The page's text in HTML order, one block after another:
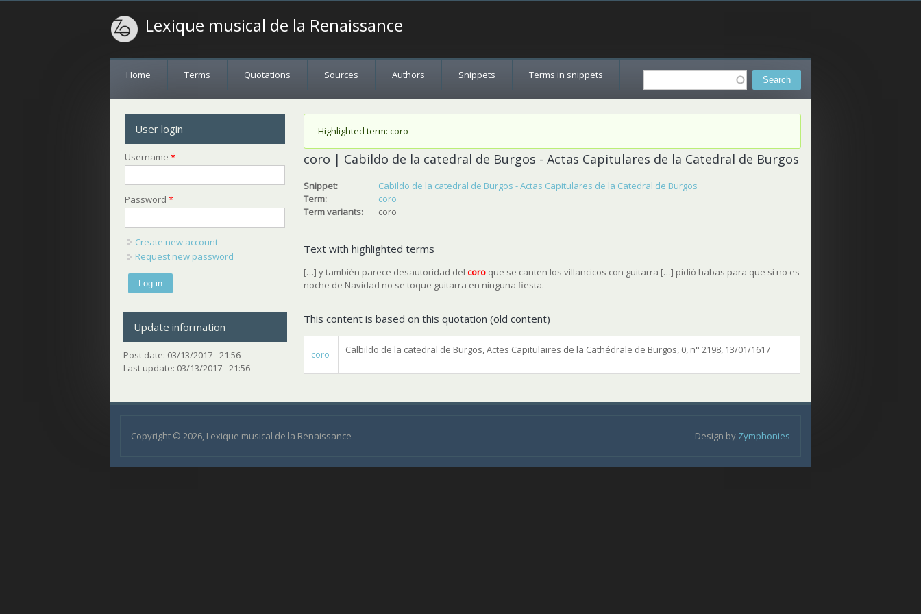
Lexique musical de la Renaissance
Search
Home Terms Quotations Sources Authors Snippets Terms in snippets
Status message
Highlighted term: coro
coro | Cabildo de la catedral de Burgos - Actas Capitulares de la Catedral de Burgos
Snippet:
Cabildo de la catedral de Burgos - Actas Capitulares de la Catedral de Burgos
Term:
coro
Term variants:
coro
Text with highlighted terms
[…] y también parece desautoridad delcoro que se canten los villancicos con guitarra […] pidió habas para que si no es
noche de Navidad no se toque guitarra en ninguna fiesta.
This content is based on this quotation (old content)
coro Calbildo de la catedral de Burgos, Actes Capitulaires de la Cathédrale de Burgos, 0, n° 2198, 13/01/1617
User login
Username*
Password*
Create new account
Request new password
Update information
Post date: 03/13/2017 - 21:56
Last update: 03/13/2017 - 21:56
Copyright © 2026, Lexique musical de la Renaissance Design by Zymphonies